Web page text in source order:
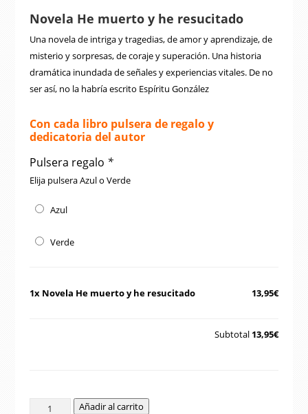
originalactual
13,95€.
Novela He muerto y he resucitado
Una novela de intriga y tragedias, de amor y aprendizaje, de
misterio y sorpresas, de coraje y superación. Una historia
dramática inundada de señales y experiencias vitales. De no
ser así, no la habría escrito Espíritu González
Con cada libro pulsera de regalo y
dedicatoria del autor
Pulsera regalo *
Elija pulsera Azul o Verde
Azul
Verde
1x Novela He muerto y he resucitado 13,95€
Subtotal 13,95€
Novela
Añadir al carrito